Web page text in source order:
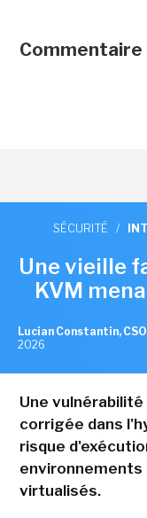
Commentaire
SÉCURITÉ /
Une vieille
KVM
Lucian Constantin,
2026
Une
corrigée dans
risque
environnements
virtualisés.